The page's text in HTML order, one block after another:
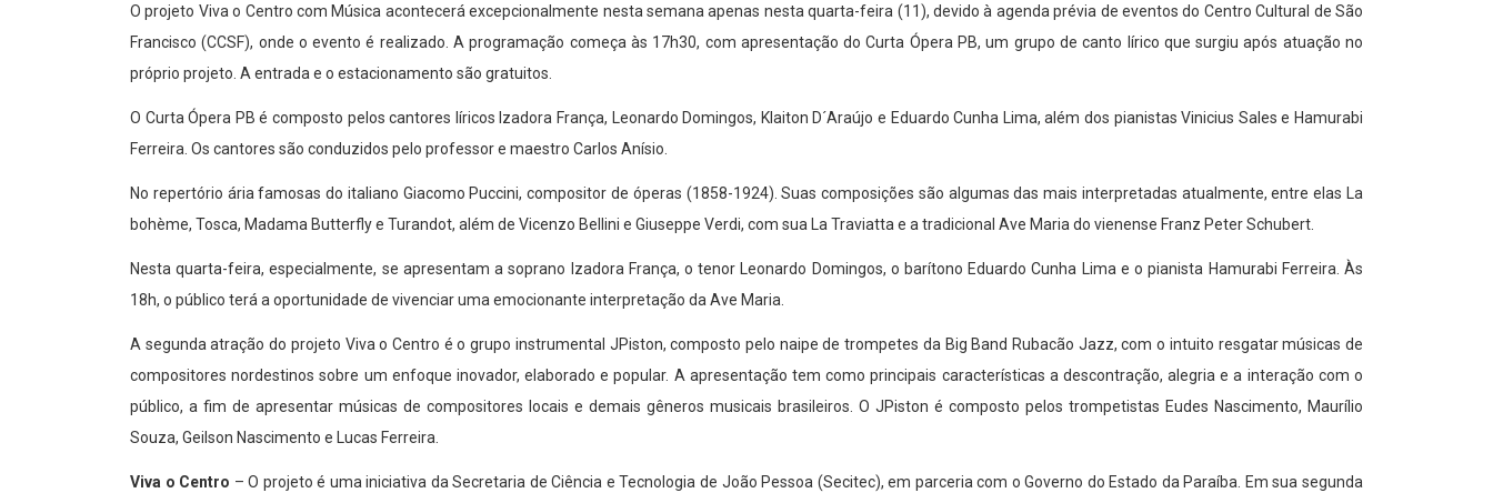
O projeto Viva o Centro com Música acontecerá excepcionalmente nesta semana apenas nesta quarta-feira (11), devido à agenda prévia de eventos do Centro Cultural de São
Francisco (CCSF), onde o evento é realizado. A programação começa às 17h30, com apresentação do Curta Ópera PB, um grupo de canto lírico que surgiu após atuação no
próprio projeto. A entrada e o estacionamento são gratuitos.
O Curta Ópera PB é composto pelos cantores líricos Izadora França, Leonardo Domingos, Klaiton D´Araújo e Eduardo Cunha Lima, além dos pianistas Vinicius Sales e Hamurabi
Ferreira. Os cantores são conduzidos pelo professor e maestro Carlos Anísio.
No repertório ária famosas do italiano Giacomo Puccini, compositor de óperas (1858-1924). Suas composições são algumas das mais interpretadas atualmente, entre elas La
bohème, Tosca, Madama Butterfly e Turandot, além de Vicenzo Bellini e Giuseppe Verdi, com sua La Traviatta e a tradicional Ave Maria do vienense Franz Peter Schubert.
Nesta quarta-feira, especialmente, se apresentam a soprano Izadora França, o tenor Leonardo Domingos, o barítono Eduardo Cunha Lima e o pianista Hamurabi Ferreira. Às
18h, o público terá a oportunidade de vivenciar uma emocionante interpretação da Ave Maria.
A segunda atração do projeto Viva o Centro é o grupo instrumental JPiston, composto pelo naipe de trompetes da Big Band Rubacão Jazz, com o intuito resgatar músicas de
compositores nordestinos sobre um enfoque inovador, elaborado e popular. A apresentação tem como principais características a descontração, alegria e a interação com o
público, a fim de apresentar músicas de compositores locais e demais gêneros musicais brasileiros. O JPiston é composto pelos trompetistas Eudes Nascimento, Maurílio
Souza, Geilson Nascimento e Lucas Ferreira.
Viva o Centro – O projeto é uma iniciativa da Secretaria de Ciência e Tecnologia de João Pessoa (Secitec), em parceria com o Governo do Estado da Paraíba. Em sua segunda